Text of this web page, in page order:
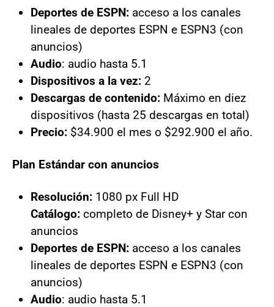
Deportes de ESPN: acceso a los canales
lineales de deportes ESPN e ESPN3 (con
anuncios)
Audio: audio hasta 5.1
Dispositivos a la vez: 2
Descargas de contenido: Máximo en diez
dispositivos (hasta 25 descargas en total)
Precio: $34.900 el mes o $292.900 el año.
Plan Estándar con anuncios
Resolución: 1080 px Full HD
Catálogo: completo de Disney+ y Star con
anuncios
Deportes de ESPN: acceso a los canales
lineales de deportes ESPN e ESPN3 (con
anuncios)
Audio: audio hasta 5.1